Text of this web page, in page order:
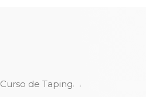
Curso de Taping